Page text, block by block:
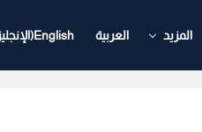
المزيد العربية English
(